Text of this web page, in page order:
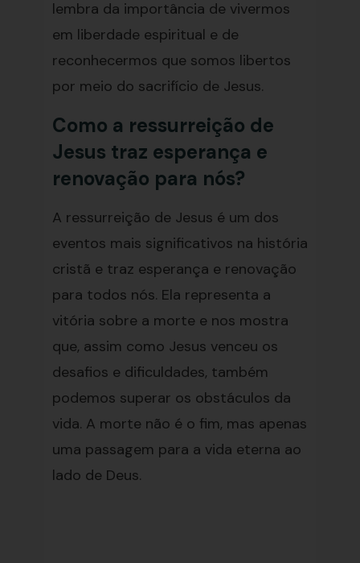
lembra da importância de vivermos
em liberdade espiritual e de
reconhecermos que somos libertos
por meio do sacrifício de Jesus.
Como a ressurreição de
Jesus traz esperança e
renovação para nós?
A ressurreição de Jesus é um dos
eventos mais significativos na história
cristã e traz esperança e renovação
para todos nós. Ela representa a
vitória sobre a morte e nos mostra
que, assim como Jesus venceu os
desafios e dificuldades, também
podemos superar os obstáculos da
vida. A morte não é o fim, mas apenas
uma passagem para a vida eterna ao
lado de Deus.